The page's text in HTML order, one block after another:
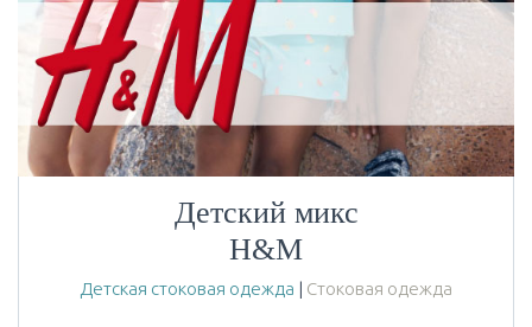
Детский микс
H&M
Детская стоковая одежда | Стоковая одежда